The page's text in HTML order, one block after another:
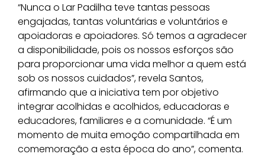
“Nunca o Lar Padilha teve tantas pessoas
engajadas, tantas voluntárias e voluntários e
apoiadoras e apoiadores. Só temos a agradecer
a disponibilidade, pois os nossos esforços são
para proporcionar uma vida melhor a quem está
sob os nossos cuidados”, revela Santos,
afirmando que a iniciativa tem por objetivo
integrar acolhidas e acolhidos, educadoras e
educadores, familiares e a comunidade. “É um
momento de muita emoção compartilhada em
comemoração a esta época do ano”, comenta.